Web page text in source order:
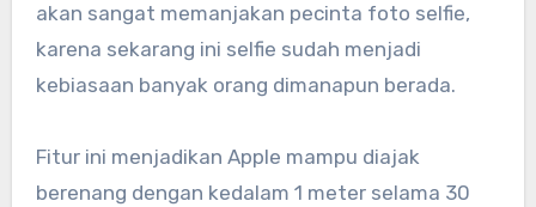
akan sangat memanjakan pecinta foto selfie,
karena sekarang ini selfie sudah menjadi
kebiasaan banyak orang dimanapun berada.
Fitur ini menjadikan Apple mampu diajak
berenang dengan kedalam 1 meter selama 30